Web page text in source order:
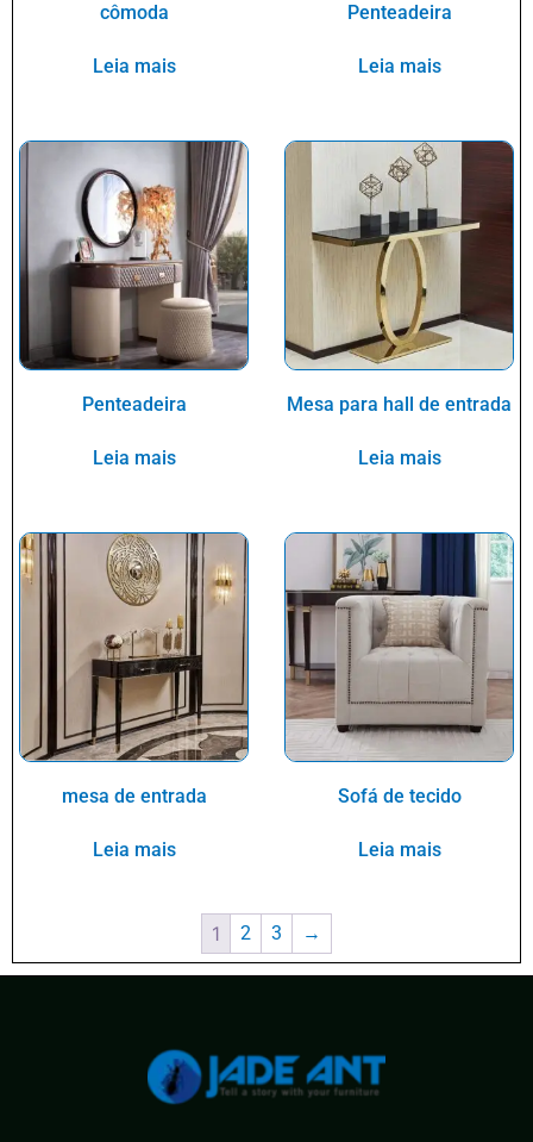
cômoda
Leia mais
Penteadeira
Leia mais
Penteadeira
Leia mais
Mesa para hall de entrada
Leia mais
mesa de entrada
Leia mais
Sofá de tecido
Leia mais
1 2 3 →